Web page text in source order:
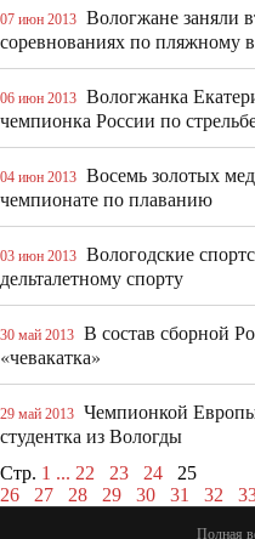
07 июн 2013 Вологжане заняли
соревнованиях по пляжному
06 июн 2013 Вологжанка
чемпионка России по
04 июн 2013 Восемь золотых
чемпионате по плаванию
03 июн 2013 Вологодские
дельталетному спорту
30 май 2013 В состав сборной
«чевакатка»
29 май 2013 Чемпионкой
студентка из Вологды
Стр. 1 ... 22 23 24 25
26
27 28 29 30 31 32
Полная